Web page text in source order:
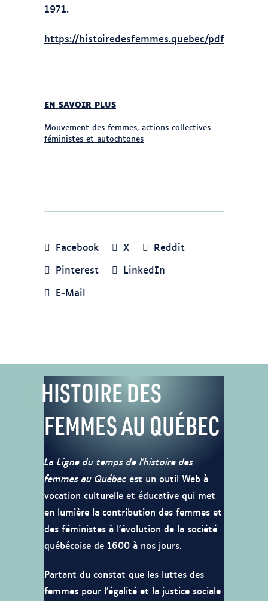
1971.
https://histoiredesfemmes.quebec/pdf/
EN SAVOIR PLUS
Mouvement des femmes, actions collectives
féministes et autochtones
Facebook X
Reddit
Pinterest
LinkedIn
E-Mail
HISTOIRE DES
FEMMES AU QUÉBEC
La Ligne du temps de l’histoire des
femmes au Québec est un outil Web à
vocation culturelle et éducative qui met
en lumière la contribution des femmes et
des féministes à l’évolution de la société
québécoise de 1600 à nos jours.
Partant du constat que les luttes des
femmes pour l’égalité et la justice sociale